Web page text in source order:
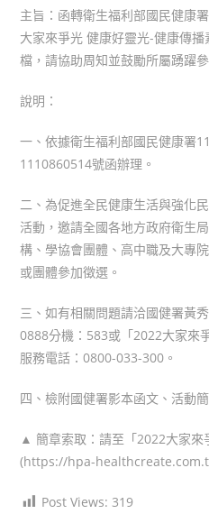
主旨：函轉衛生福利部國民健康
大家來爭光 健康好靈光-健康傳
檔，請協助周知並鼓勵所屬踴躍
說明：
一、依據衛生福利部國民健康署
1110860514號函辦理。
二、為促進全民健康生活與強化
活動，邀請全國各地方政府衛生
構、學協會團體、高中職及大專
或團體參加徵選。
三、如有相關問題請洽國健署黃
0888分機：583或「2022大家來
服務電話：0800-033-300。
四、檢附國健署影本函文、活動
▲ 簡章索取：請至「2022大家來
(https://hpa-
Post Views: 319